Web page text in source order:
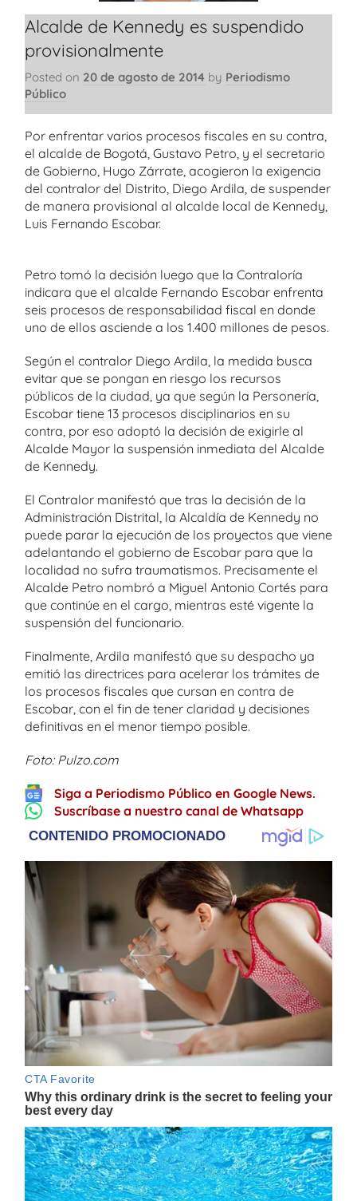
Alcalde de Kennedy es suspendido
provisionalmente
Posted on 20 de agosto de 2014 by Periodismo
Público
Por enfrentar varios procesos fiscales en su contra,
el alcalde de Bogotá, Gustavo Petro, y el secretario
de Gobierno, Hugo Zárrate, acogieron la exigencia
del contralor del Distrito, Diego Ardila, de suspender
de manera provisional al alcalde local de Kennedy,
Luis Fernando Escobar.
Petro tomó la decisión luego que la Contraloría
indicara que el alcalde Fernando Escobar enfrenta
seis procesos de responsabilidad fiscal en donde
uno de ellos asciende a los 1.400 millones de pesos.
Según el contralor Diego Ardila, la medida busca
evitar que se pongan en riesgo los recursos
públicos de la ciudad, ya que según la Personería,
Escobar tiene 13 procesos disciplinarios en su
contra, por eso adoptó la decisión de exigirle al
Alcalde Mayor la suspensión inmediata del Alcalde
de Kennedy.
El Contralor manifestó que tras la decisión de la
Administración Distrital, la Alcaldía de Kennedy no
puede parar la ejecución de los proyectos que viene
adelantando el gobierno de Escobar para que la
localidad no sufra traumatismos. Precisamente el
Alcalde Petro nombró a Miguel Antonio Cortés para
que continúe en el cargo, mientras esté vigente la
suspensión del funcionario.
Finalmente, Ardila manifestó que su despacho ya
emitió las directrices para acelerar los trámites de
los procesos fiscales que cursan en contra de
Escobar, con el fin de tener claridad y decisiones
definitivas en el menor tiempo posible.
Foto: Pulzo.com
Siga a Periodismo Público en Google News.
Suscríbase a nuestro canal de Whatsapp